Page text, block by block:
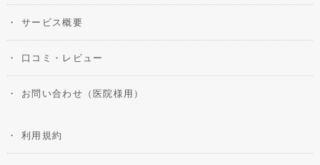
サービス概要
口コミ・レビュー
お問い合わせ（医院様用）
利用規約